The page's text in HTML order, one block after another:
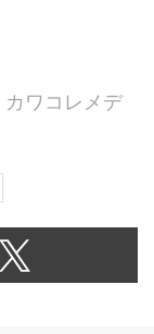
カワコレメデ